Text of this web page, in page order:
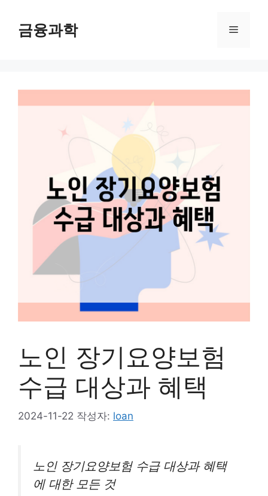
금융과학 메
노인 장기요양보험
수급 대상과 혜택
2024-11-22 작성자: loan
노인 장기요양보험 수급 대상과 혜택
에 대한 모든 것